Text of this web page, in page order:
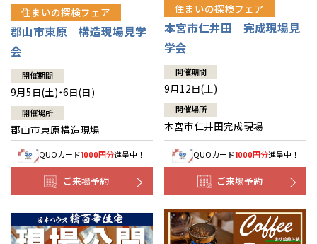
住まいの探検フェア
郡山市東原 構造現場見学
会
開催期間
9月5日(土)・6日(日)
開催場所
郡山市東原構造現場
QUOカード1000円分進呈中！
ご来場予約
住まいの探検フェア
本宮市仁井田 完成現場見
学会
開催期間
9月12日(土)
開催場所
本宮市仁井田完成現場
QUOカード1000円分進呈中！
ご来場予約